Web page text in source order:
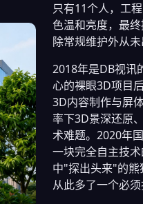
只有11个人，工
色温和亮度，最
除常规维护外从
2018年是DB视讯
心的裸眼3D项目
3D内容制作与屏
率下3D景深还原
术难题。2020年
一块完全自主技
中"探出头来"的
从此多了一个必须